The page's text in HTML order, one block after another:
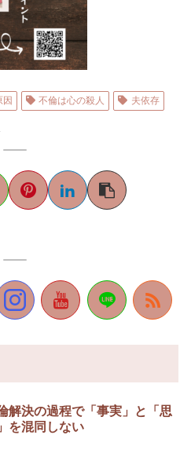
因 不倫は心の殺人 夫依存
解決の過程で「事実」と「思
を混同しない